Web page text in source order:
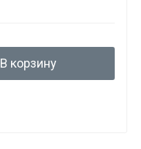
В корзину